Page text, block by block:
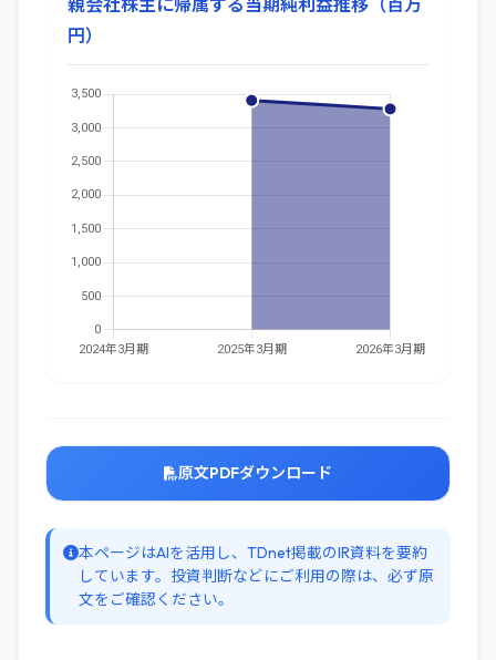
親会社株主に帰属する当期純利益推移（百万
円）
原文PDFダウンロード
本ページはAIを活用し、TDnet掲載のIR資料を要約
しています。投資判断などにご利用の際は、必ず原
文をご確認ください。